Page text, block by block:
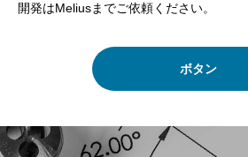
開発はMeliusまでご依頼ください。
ボタン